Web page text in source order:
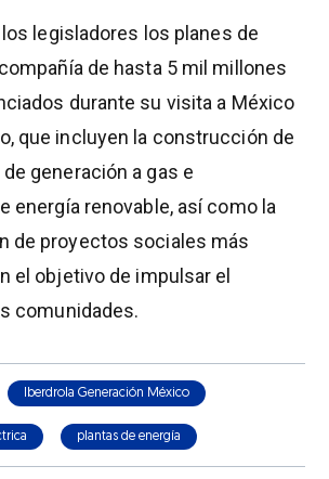
legisladores los planes de
de hasta 5 mil millones
durante su visita a México
que incluyen la construcción de
generación a gas e
energía renovable, así como la
de proyectos sociales más
el objetivo de impulsar el
comunidades.
Iberdrola Generación México
plantas de energía